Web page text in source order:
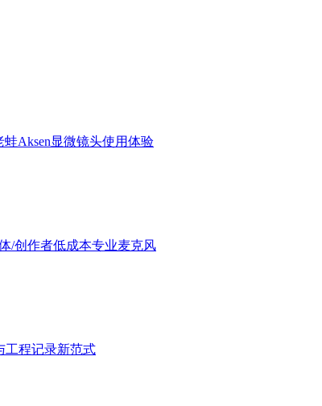
Aksen显微镜头使用体验
/创作者低成本专业麦克风
工程记录新范式